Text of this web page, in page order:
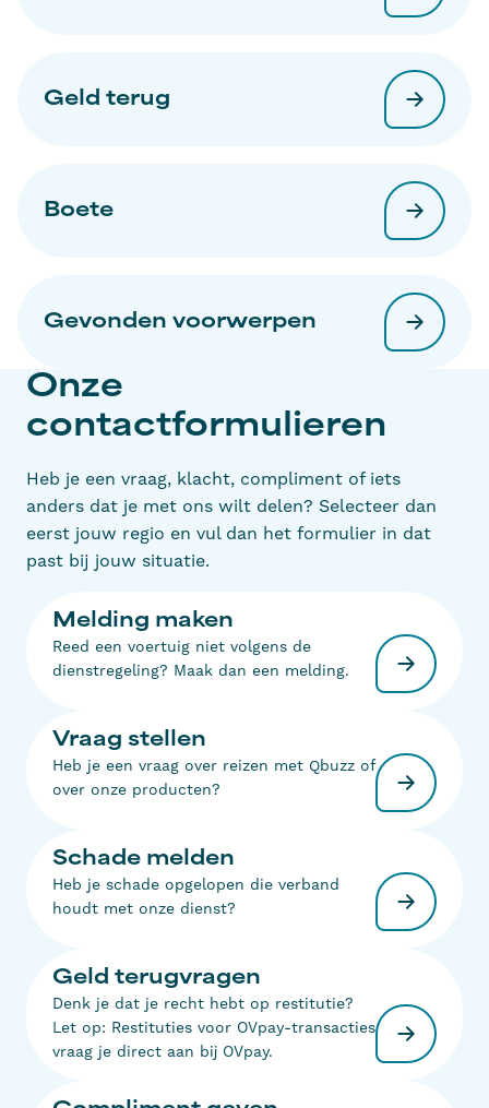
Geld terug
Boete
Gevonden voorwerpen
Onze
contactformulieren
Heb je een vraag, klacht, compliment of iets
anders dat je met ons wilt delen? Selecteer dan
eerst jouw regio en vul dan het formulier in dat
past bij jouw situatie.
Melding maken
Reed een voertuig niet volgens de
dienstregeling? Maak dan een melding​.
Vraag stellen
Heb je een vraag over reizen met Qbuzz of
over onze producten?
Schade melden
Heb je schade opgelopen die verband
houdt met onze dienst?
Geld terugvragen
Denk je dat je recht hebt op restitutie?
Let op: Restituties voor OVpay-transacties
vraag je direct aan bij OVpay.